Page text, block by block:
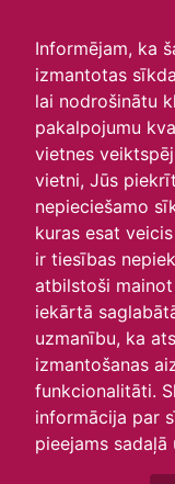
Informējam, ka
izmantotas
lai nodrošinātu
pakalpojumu
vietnes
vietni, Jūs
nepieciešamo
kuras esat
ir tiesības
atbilstoši
iekārtā
uzmanību, ka
izmantošanas
funkcionalitāti.
informācija par
pieejams
Skats :
Aktuālie
Arhīvs
O T